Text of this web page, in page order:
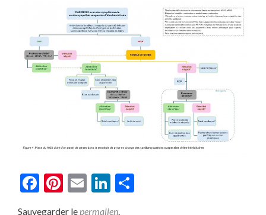
Facebook
Pinterest
EmailLinkedIn
Sauvegarder le permalien